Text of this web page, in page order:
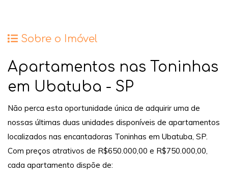
Sobre o Imóvel
Apartamentos nas Toninhas
em Ubatuba - SP
Não perca esta oportunidade única de adquirir uma de
nossas últimas duas unidades disponíveis de apartamentos
localizados nas encantadoras Toninhas em Ubatuba, SP.
Com preços atrativos de R$650.000,00 e R$750.000,00,
cada apartamento dispõe de: